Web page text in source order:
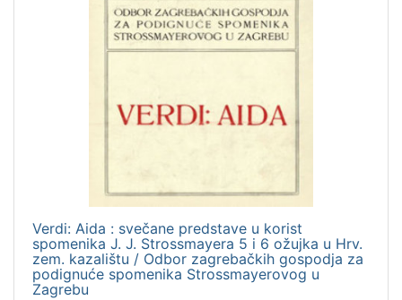
Verdi: Aida : svečane predstave u korist
spomenika J. J. Strossmayera 5 i 6 ožujka u Hrv.
zem. kazalištu / Odbor zagrebačkih gospodja za
podignuće spomenika Strossmayerovog u
Zagrebu